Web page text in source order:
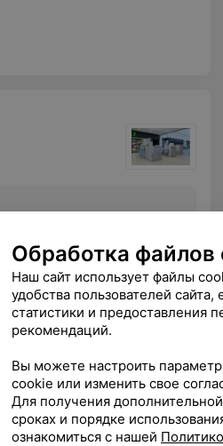
обращаться ещё и рекомендовать вас друзьям и знакомым! Еще
Обработка файлов
Наш сайт использует файлы
удобства пользователей
статистики и предоставления
рекомендаций.
Вы можете настроить
cookie или изменить свое
Для получения
сроках и порядке
ознакомиться с нашей